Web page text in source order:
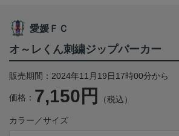
愛媛ＦＣ
オ～レくん刺繍ジップパーカー
販売期間：2024年11月19日17時00分から
価格： 7,150円 （税込）
カラー／サイズ